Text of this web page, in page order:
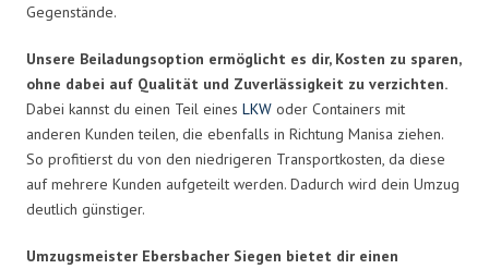
Gegenstände.
Unsere Beiladungsoption ermöglicht es dir, Kosten zu sparen,
ohne dabei auf Qualität und Zuverlässigkeit zu verzichten.
Dabei kannst du einen Teil eines LKW oder Containers mit
anderen Kunden teilen, die ebenfalls in Richtung Manisa ziehen.
So profitierst du von den niedrigeren Transportkosten, da diese
auf mehrere Kunden aufgeteilt werden. Dadurch wird dein Umzug
deutlich günstiger.
Umzugsmeister Ebersbacher Siegen bietet dir einen